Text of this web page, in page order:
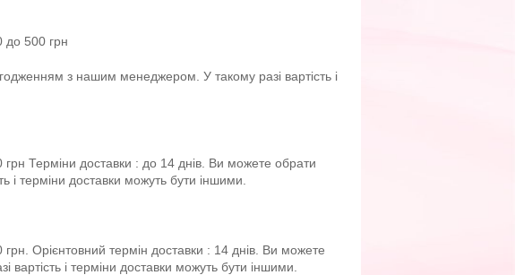
до 500 грн
з нашим менеджером. У такому разі вартість і
грн Терміни доставки : до 14 днів. Ви можете обрати
терміни доставки можуть бути іншими.
Орієнтовний термін доставки : 14 днів. Ви можете
і терміни доставки можуть бути іншими.